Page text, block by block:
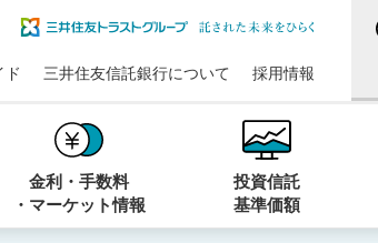
金利・手数料
・マーケット情報
投資信託
基準価額
ド 三井住友信託銀行について 採用情報